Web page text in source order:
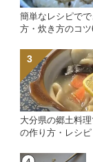
簡単なレシピで
方・炊き方のコツ
大分県の郷土料
の作り方・レシピ